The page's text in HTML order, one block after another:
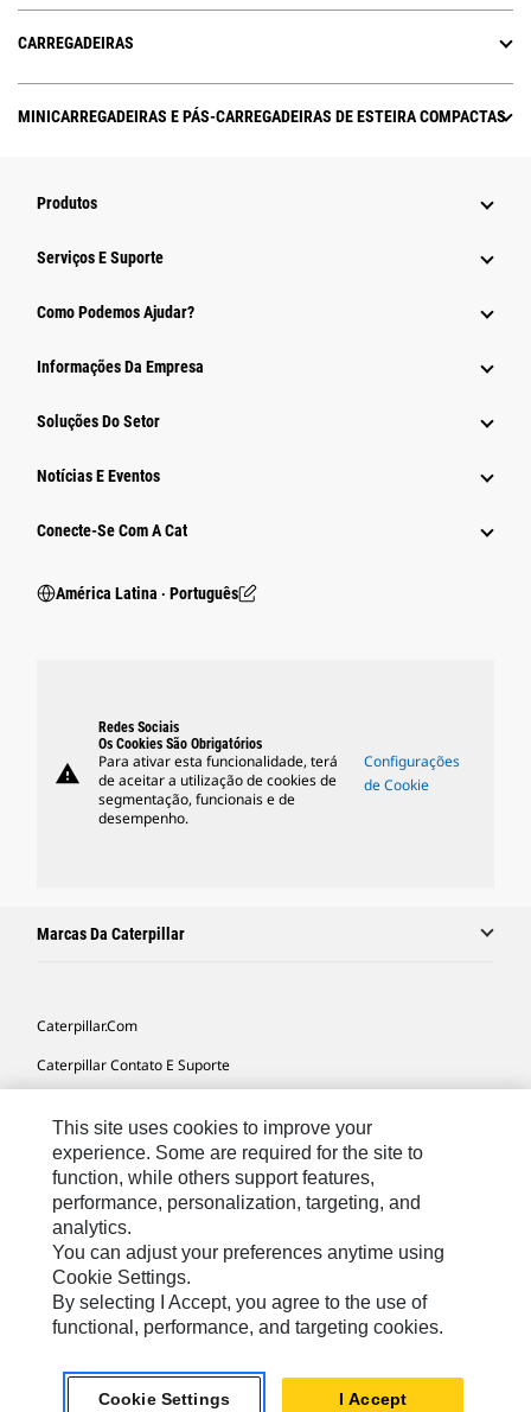
CARREGADEIRAS
MINICARREGADEIRAS E PÁS-CARREGADEIRAS DE ESTEIRA COMPACTAS
Produtos
Serviços E Suporte
Como Podemos Ajudar?
Informações Da Empresa
Soluções Do Setor
Notícias E Eventos
Conecte-Se Com A Cat
América Latina ‧ Português
warning
Redes Sociais
Os Cookies São Obrigatórios
Para ativar esta funcionalidade, terá
de aceitar a utilização de cookies de
segmentação, funcionais e de
desempenho.
Configurações
de Cookie
Marcas Da Caterpillar
Caterpillar.com
Caterpillar Contato E Suporte
Mapa Do Local
Cookie Settings
Legal
Privacidade
Portuguese
reservados.
This site uses cookies to improve your
experience. Some are required for the site to
function, while others support features,
performance, personalization, targeting, and
analytics.
You can adjust your preferences anytime using
Cookie Settings.
By selecting I Accept, you agree to the use of
functional, performance, and targeting cookies.
Cookie Settings I Accept